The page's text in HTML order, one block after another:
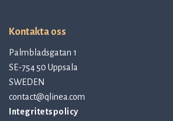
Kontakta oss
Palmbladsgatan 1
SE-754 50 Uppsala
SWEDEN
contact@qlinea.com
Integritetspolicy